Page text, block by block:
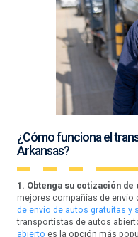
¿Cómo funciona el
Arkansas?
1. Obtenga su cotización
mejores compañías de envío
de envío de autos gratuitas y
transportistas de autos
abierto es la opción más